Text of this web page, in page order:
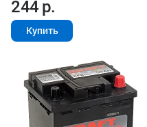
244р.
Купить